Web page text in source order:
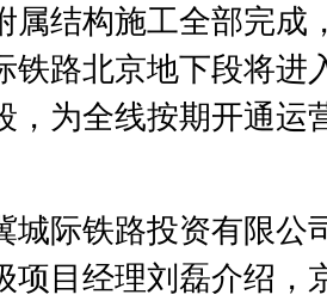
属结构施工全部完成
铁路北京地下段将进
，为全线按期开通运
际铁路投资有限公
项目经理刘磊介绍，